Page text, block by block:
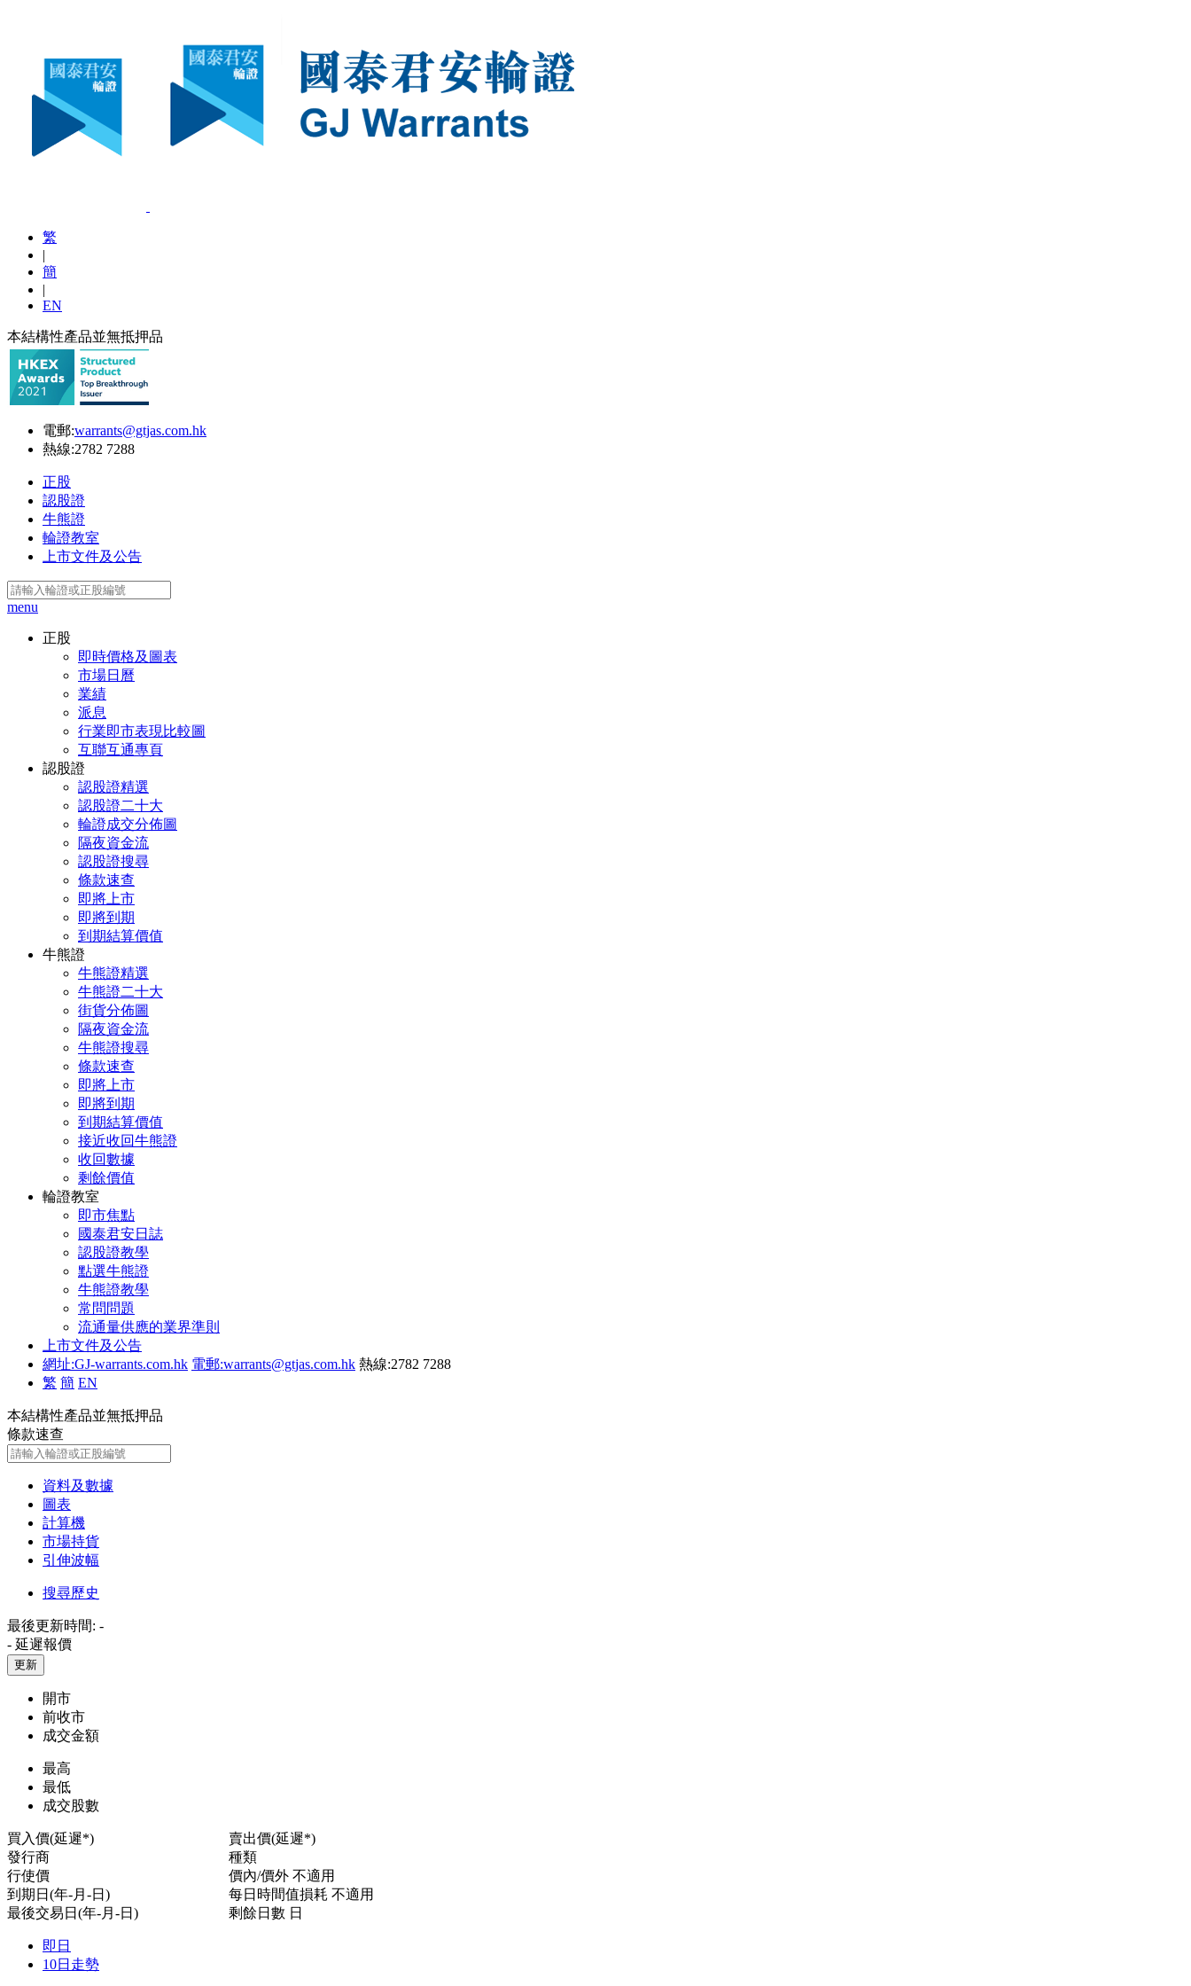
繁
|
簡
|
EN
本結構性產品並無抵押品
電郵:warrants@gtjas.com.hk
熱線:2782 7288
正股
認股證
牛熊證
輪證教室
上市文件及公告
menu
正股
即時價格及圖表
市場日曆
業績
派息
行業即市表現比較圖
互聯互通專頁
認股證
認股證精選
認股證二十大
輪證成交分佈圖
隔夜資金流
認股證搜尋
條款速查
即將上市
即將到期
到期結算價值
牛熊證
牛熊證精選
牛熊證二十大
街貨分佈圖
隔夜資金流
牛熊證搜尋
條款速查
即將上市
即將到期
到期結算價值
接近收回牛熊證
收回數據
剩餘價值
輪證教室
即市焦點
國泰君安日誌
認股證教學
點選牛熊證
牛熊證教學
常問問題
流通量供應的業界準則
上市文件及公告
網址:GJ-warrants.com.hk 電郵:warrants@gtjas.com.hk 熱線:2782 7288
繁 簡 EN
本結構性產品並無抵押品
條款速查
資料及數據
圖表
計算機
市場持貨
引伸波幅
搜尋歷史
最後更新時間: -
- 延遲報價
更新
開市
前收市
成交金額
最高
最低
成交股數
買入價(延遲*)
賣出價(延遲*)
發行商
種類
行使價
價內/價外 不適用
到期日(年-月-日)
每日時間值損耗 不適用
最後交易日(年-月-日)
剩餘日數 日
即日
10日走勢